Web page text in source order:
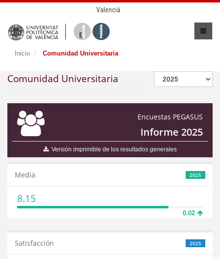
Valencià
Inicio Comunidad Universitaria
Comunidad Universitaria
Encuestas PEGASUS
Informe 2025
Versión imprimible de los resultados generales
2025
Media
8.15
0.02
2025
Satisfacción